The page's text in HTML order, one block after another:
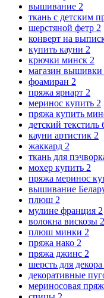
вышивание 2
ткань с детским
шерстяной фетр 2
конверт на
купить кауни 2
крючки минск 2
магазин вышивки
фоамиран 2
пряжа ярнарт 2
меринос купить 2
пряжа купить
детский текстиль
кауни артистик 2
жаккард 2
ткань для
мохер купить 2
пряжа меринос
вышивание
плюш 2
мулине франция 2
волокна вискозы 2
плюш минки 2
пряжа нако 2
пряжа джинс 2
шерсть для декора
декоративные
мериносовая